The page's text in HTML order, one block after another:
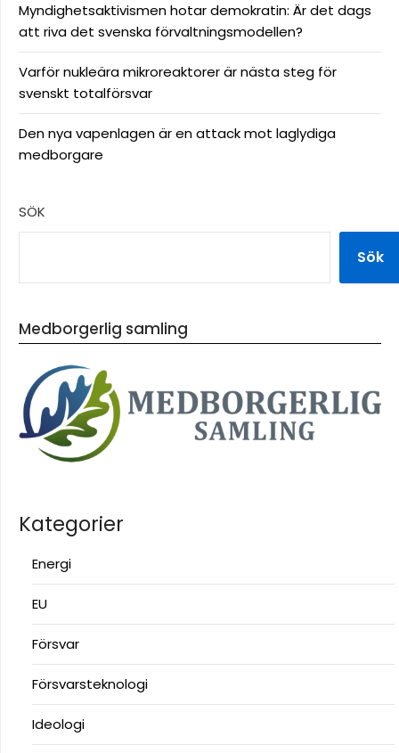
Myndighetsaktivismen hotar demokratin: Är det dags
att riva det svenska förvaltningsmodellen?
Varför nukleära mikroreaktorer är nästa steg för
svenskt totalförsvar
Den nya vapenlagen är en attack mot laglydiga
medborgare
SÖK
Sök
Medborgerlig samling
Kategorier
Energi
EU
Försvar
Försvarsteknologi
Ideologi